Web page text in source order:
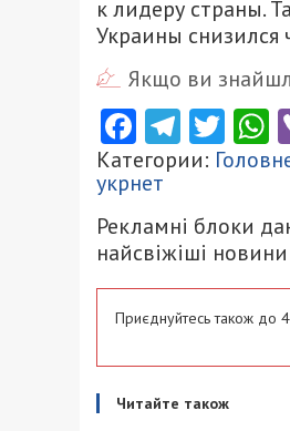
к лидеру страны.
Украины снизился
Якщо ви
Facebook
Категории:
укрнет
Рекламні блоки
найсвіжіші
Приєднуйтесь також до
Читайте також